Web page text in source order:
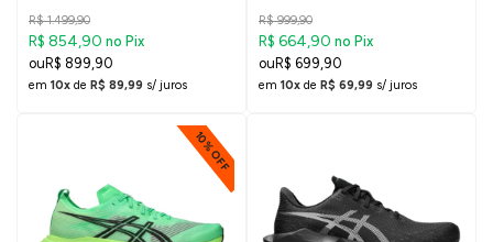
R$ 1.499,90
R$ 854,90 no Pix
R$ 899,90
em 10x de R$ 89,99 s/ juros
R$ 999,90
R$ 664,90 no Pix
R$ 699,90
em 10x de R$ 69,99 s/ juros
10% OFF